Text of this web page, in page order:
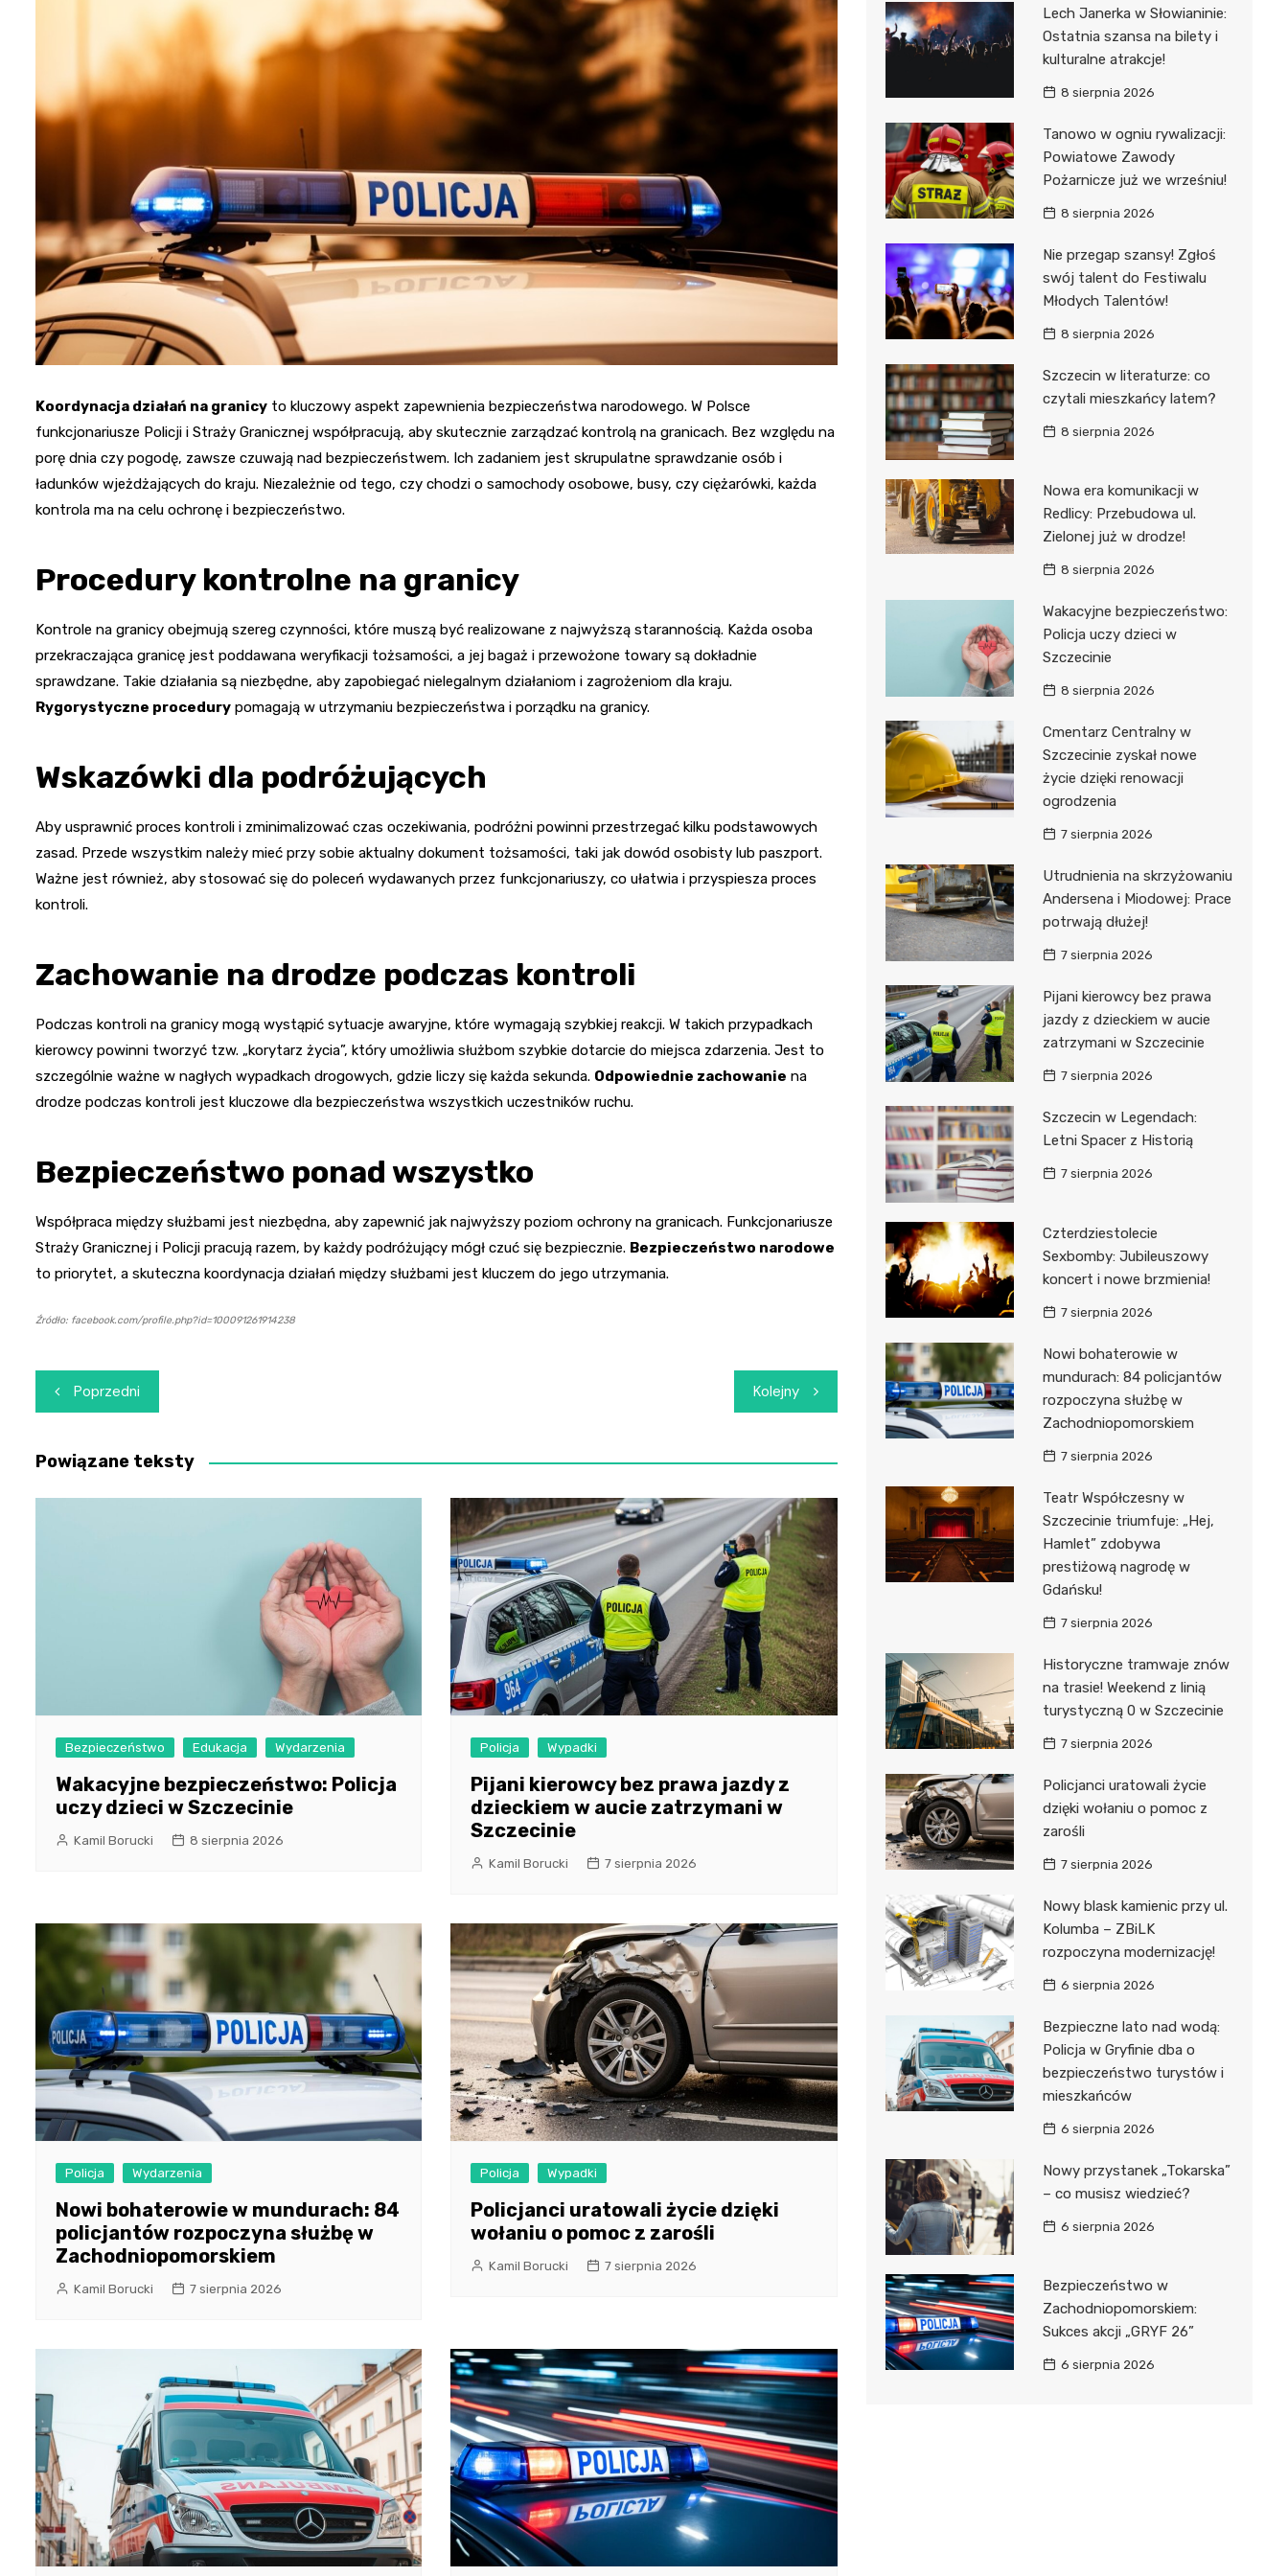
Sokołowskiego
Pomorskiej Akademii
Medycznej
Samodzielny Publiczny
Szpital Kliniczny nr 2
Specjalistyczny Szpital im.
A. Sokołowskiego
Samodzielny Publiczny
Wojewódzki Szpital
Zespolony im. M.
Skłodowskiej-Curi
Koordynacja działań na granicy to kluczowy aspekt zapewnienia bezpieczeństwa narodowego. W Polsce
funkcjonariusze Policji i Straży Granicznej współpracują, aby skutecznie zarządzać kontrolą na granicach. Bez względu na
porę dnia czy pogodę, zawsze czuwają nad bezpieczeństwem. Ich zadaniem jest skrupulatne sprawdzanie osób i
ładunków wjeżdżających do kraju. Niezależnie od tego, czy chodzi o samochody osobowe, busy, czy ciężarówki, każda
kontrola ma na celu ochronę i bezpieczeństwo.
Procedury kontrolne na granicy
Kontrole na granicy obejmują szereg czynności, które muszą być realizowane z najwyższą starannością. Każda osoba
przekraczająca granicę jest poddawana weryfikacji tożsamości, a jej bagaż i przewożone towary są dokładnie
sprawdzane. Takie działania są niezbędne, aby zapobiegać nielegalnym działaniom i zagrożeniom dla kraju.
Rygorystyczne procedury pomagają w utrzymaniu bezpieczeństwa i porządku na granicy.
Wskazówki dla podróżujących
Aby usprawnić proces kontroli i zminimalizować czas oczekiwania, podróżni powinni przestrzegać kilku podstawowych
zasad. Przede wszystkim należy mieć przy sobie aktualny dokument tożsamości, taki jak dowód osobisty lub paszport.
Ważne jest również, aby stosować się do poleceń wydawanych przez funkcjonariuszy, co ułatwia i przyspiesza proces
kontroli.
Zachowanie na drodze podczas kontroli
Podczas kontroli na granicy mogą wystąpić sytuacje awaryjne, które wymagają szybkiej reakcji. W takich przypadkach
kierowcy powinni tworzyć tzw. „korytarz życia”, który umożliwia służbom szybkie dotarcie do miejsca zdarzenia. Jest to
szczególnie ważne w nagłych wypadkach drogowych, gdzie liczy się każda sekunda. Odpowiednie zachowanie na
drodze podczas kontroli jest kluczowe dla bezpieczeństwa wszystkich uczestników ruchu.
Bezpieczeństwo ponad wszystko
Współpraca między służbami jest niezbędna, aby zapewnić jak najwyższy poziom ochrony na granicach. Funkcjonariusze
Straży Granicznej i Policji pracują razem, by każdy podróżujący mógł czuć się bezpiecznie. Bezpieczeństwo narodowe
to priorytet, a skuteczna koordynacja działań między służbami jest kluczem do jego utrzymania.
Źródło: facebook.com/profile.php?id=100091261914238
Nawigacja
wpisu
Poprzedni Kolejny
Powiązane teksty
Bezpieczeństwo Edukacja Wydarzenia
Wakacyjne bezpieczeństwo: Policja
uczy dzieci w Szczecinie
Kamil Borucki 8 sierpnia 2026
Policja Wypadki
Pijani kierowcy bez prawa jazdy z
dzieckiem w aucie zatrzymani w
Szczecinie
Kamil Borucki 7 sierpnia 2026
Policja Wydarzenia
Nowi bohaterowie w mundurach: 84
policjantów rozpoczyna służbę w
Zachodniopomorskiem
Kamil Borucki 7 sierpnia 2026
Policja Wypadki
Policjanci uratowali życie dzięki
wołaniu o pomoc z zarośli
Kamil Borucki 7 sierpnia 2026
Lech Janerka w Słowianinie:
Ostatnia szansa na bilety i
kulturalne atrakcje!
8 sierpnia 2026
Tanowo w ogniu rywalizacji:
Powiatowe Zawody
Pożarnicze już we wrześniu!
8 sierpnia 2026
Nie przegap szansy! Zgłoś
swój talent do Festiwalu
Młodych Talentów!
8 sierpnia 2026
Szczecin w literaturze: co
czytali mieszkańcy latem?
8 sierpnia 2026
Nowa era komunikacji w
Redlicy: Przebudowa ul.
Zielonej już w drodze!
8 sierpnia 2026
Wakacyjne bezpieczeństwo:
Policja uczy dzieci w
Szczecinie
8 sierpnia 2026
Cmentarz Centralny w
Szczecinie zyskał nowe
życie dzięki renowacji
ogrodzenia
7 sierpnia 2026
Utrudnienia na skrzyżowaniu
Andersena i Miodowej: Prace
potrwają dłużej!
7 sierpnia 2026
Pijani kierowcy bez prawa
jazdy z dzieckiem w aucie
zatrzymani w Szczecinie
7 sierpnia 2026
Szczecin w Legendach:
Letni Spacer z Historią
7 sierpnia 2026
Czterdziestolecie
Sexbomby: Jubileuszowy
koncert i nowe brzmienia!
7 sierpnia 2026
Nowi bohaterowie w
mundurach: 84 policjantów
rozpoczyna służbę w
Zachodniopomorskiem
7 sierpnia 2026
Teatr Współczesny w
Szczecinie triumfuje: „Hej,
Hamlet” zdobywa
prestiżową nagrodę w
Gdańsku!
7 sierpnia 2026
Historyczne tramwaje znów
na trasie! Weekend z linią
turystyczną 0 w Szczecinie
7 sierpnia 2026
Policjanci uratowali życie
dzięki wołaniu o pomoc z
zarośli
7 sierpnia 2026
Nowy blask kamienic przy ul.
Kolumba – ZBiLK
rozpoczyna modernizację!
6 sierpnia 2026
Bezpieczne lato nad wodą:
Policja w Gryfinie dba o
bezpieczeństwo turystów i
mieszkańców
6 sierpnia 2026
Nowy przystanek „Tokarska”
– co musisz wiedzieć?
6 sierpnia 2026
Bezpieczeństwo w
Zachodniopomorskiem:
Sukces akcji „GRYF 26”
6 sierpnia 2026